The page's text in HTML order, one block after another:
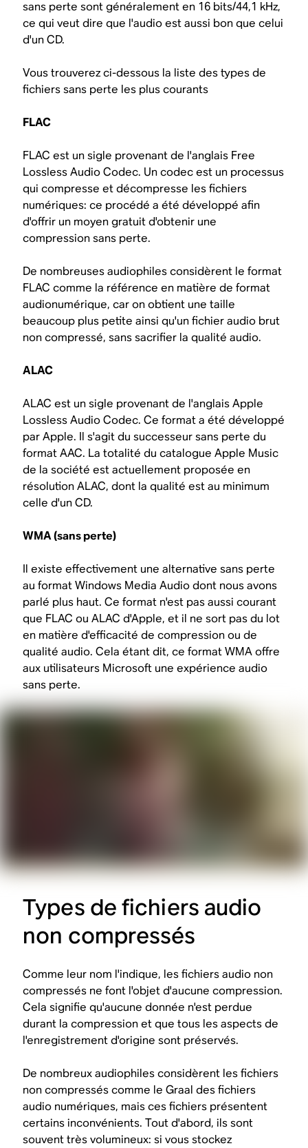
sans perte sont généralement en 16 bits/44,1 kHz,
ce qui veut dire que l'audio est aussi bon que celui
d'un CD.
Vous trouverez ci-dessous la liste des types de
fichiers sans perte les plus courants
FLAC
FLAC est un sigle provenant de l'anglais Free
Lossless Audio Codec. Un codec est un processus
qui compresse et décompresse les fichiers
numériques: ce procédé a été développé afin
d'offrir un moyen gratuit d'obtenir une
compression sans perte.
De nombreuses audiophiles considèrent le format
FLAC comme la référence en matière de format
audionumérique, car on obtient une taille
beaucoup plus petite ainsi qu'un fichier audio brut
non compressé, sans sacrifier la qualité audio.
ALAC
ALAC est un sigle provenant de l'anglais Apple
Lossless Audio Codec. Ce format a été développé
par Apple. Il s'agit du successeur sans perte du
format AAC. La totalité du catalogue Apple Music
de la société est actuellement proposée en
résolution ALAC, dont la qualité est au minimum
celle d'un CD.
WMA (sans perte)
Il existe effectivement une alternative sans perte
au format Windows Media Audio dont nous avons
parlé plus haut. Ce format n'est pas aussi courant
que FLAC ou ALAC d'Apple, et il ne sort pas du lot
en matière d'efficacité de compression ou de
qualité audio. Cela étant dit, ce format WMA offre
aux utilisateurs Microsoft une expérience audio
sans perte.
Types de fichiers audio
non compressés
Comme leur nom l'indique, les fichiers audio non
compressés ne font l'objet d'aucune compression.
Cela signifie qu'aucune donnée n'est perdue
durant la compression et que tous les aspects de
l'enregistrement d'origine sont préservés.
De nombreux audiophiles considèrent les fichiers
non compressés comme le Graal des fichiers
audio numériques, mais ces fichiers présentent
certains inconvénients. Tout d'abord, ils sont
souvent très volumineux: si vous stockez